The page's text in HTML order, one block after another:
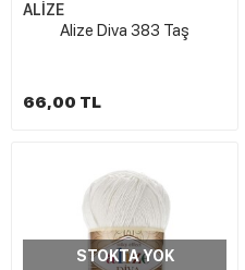
ALİZE
Alize Diva 383 Taş
66,00 TL
STOKTA YOK